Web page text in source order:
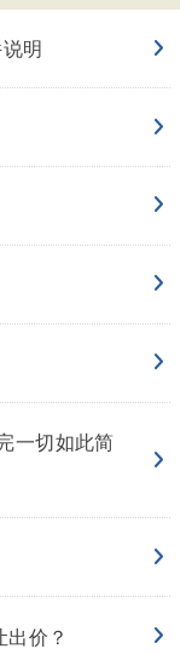
明
一切如此简
价？